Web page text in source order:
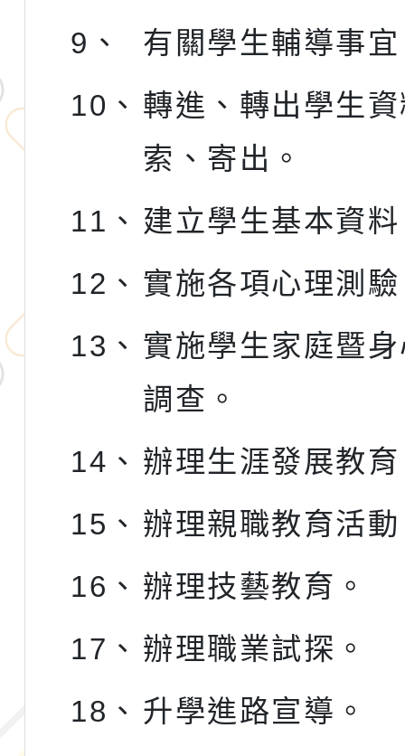
9、
有關學生輔導事
10、 轉進、轉出學生
索、寄出。
11、 建立學生基本資
12、 實施各項心理測
13、 實施學生家庭暨
調查。
14、 辦理生涯發展教
15、 辦理親職教育活
16、 辦理技藝教育。
17、 辦理職業試探。
18、 升學進路宣導。